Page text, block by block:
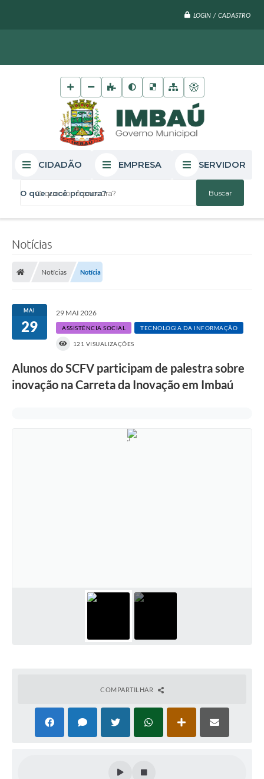
LOGIN / CADASTRO
O que você procura?
CIDADÃO EMPRESA SERVIDOR
Notícias
Notícias Notícia
MAI
29
29 MAI 2026
ASSISTÊNCIA SOCIAL TECNOLOGIA DA INFORMAÇÃO
121 VISUALIZAÇÕES
Alunos do SCFV participam de palestra sobre
inovação na Carreta da Inovação em Imbaú
COMPARTILHAR